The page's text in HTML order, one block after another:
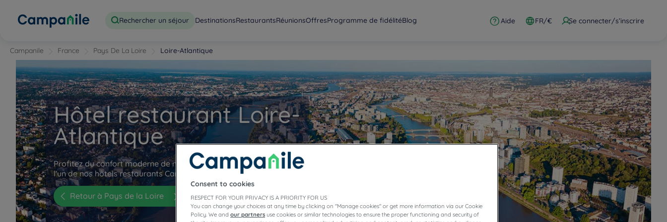
Rechercher un séjour DestinationsRestaurantsRéunionsOffresProgramme de fidélitéBlog Aide FR/€ Se connecter/s’inscrire
Campanile France Pays De La Loire Loire-Atlantique
Hôtel restaurant Loire-
Atlantique
Profitez du confort moderne de nos chambres en séjournant dans
l'un de nos hôtels restaurants Campanile de la Loire-Atlantique !
Retour à Pays de la Loire
Consent to cookies
RESPECT FOR YOUR PRIVACY IS A PRIORITY FOR US
You can change your choices at any time by clicking on "Manage cookies" or get more information via our Cookie
Policy. We and our partners use cookies or similar technologies to ensure the proper functioning and security of